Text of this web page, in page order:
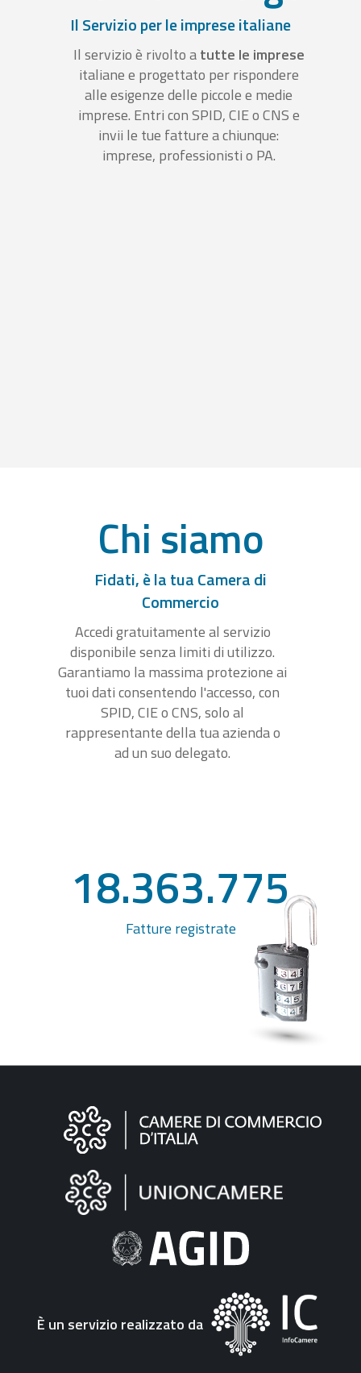
Il Servizio per le imprese italiane
Il servizio è rivolto atutte le imprese
italiane e progettato per rispondere
alle esigenze delle piccole e medie
imprese. Entri con SPID, CIE o CNS e
invii le tue fatture a chiunque:
imprese, professionisti o PA.
Chi siamo
Fidati, è la tua Camera di
Commercio
Accedi gratuitamente al servizio
disponibile senza limiti di utilizzo.
Garantiamo la massima protezione ai
tuoi dati consentendo l'accesso, con
SPID, CIE o CNS, solo al
rappresentante della tua azienda o
ad un suo delegato.
18.363.775
Fatture registrate
Informazioni
"Fattura
Elettronica"
È un servizio realizzato da